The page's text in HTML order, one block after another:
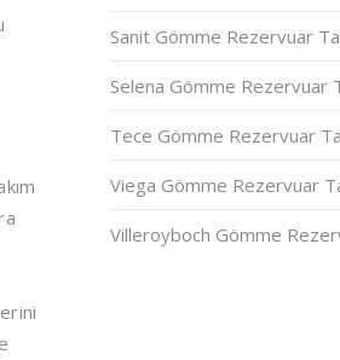
Sanit Gömme Rezervuar
Selena Gömme Rezervuar
Tece Gömme Rezervuar
Viega Gömme Rezervuar
Villeroyboch Gömme